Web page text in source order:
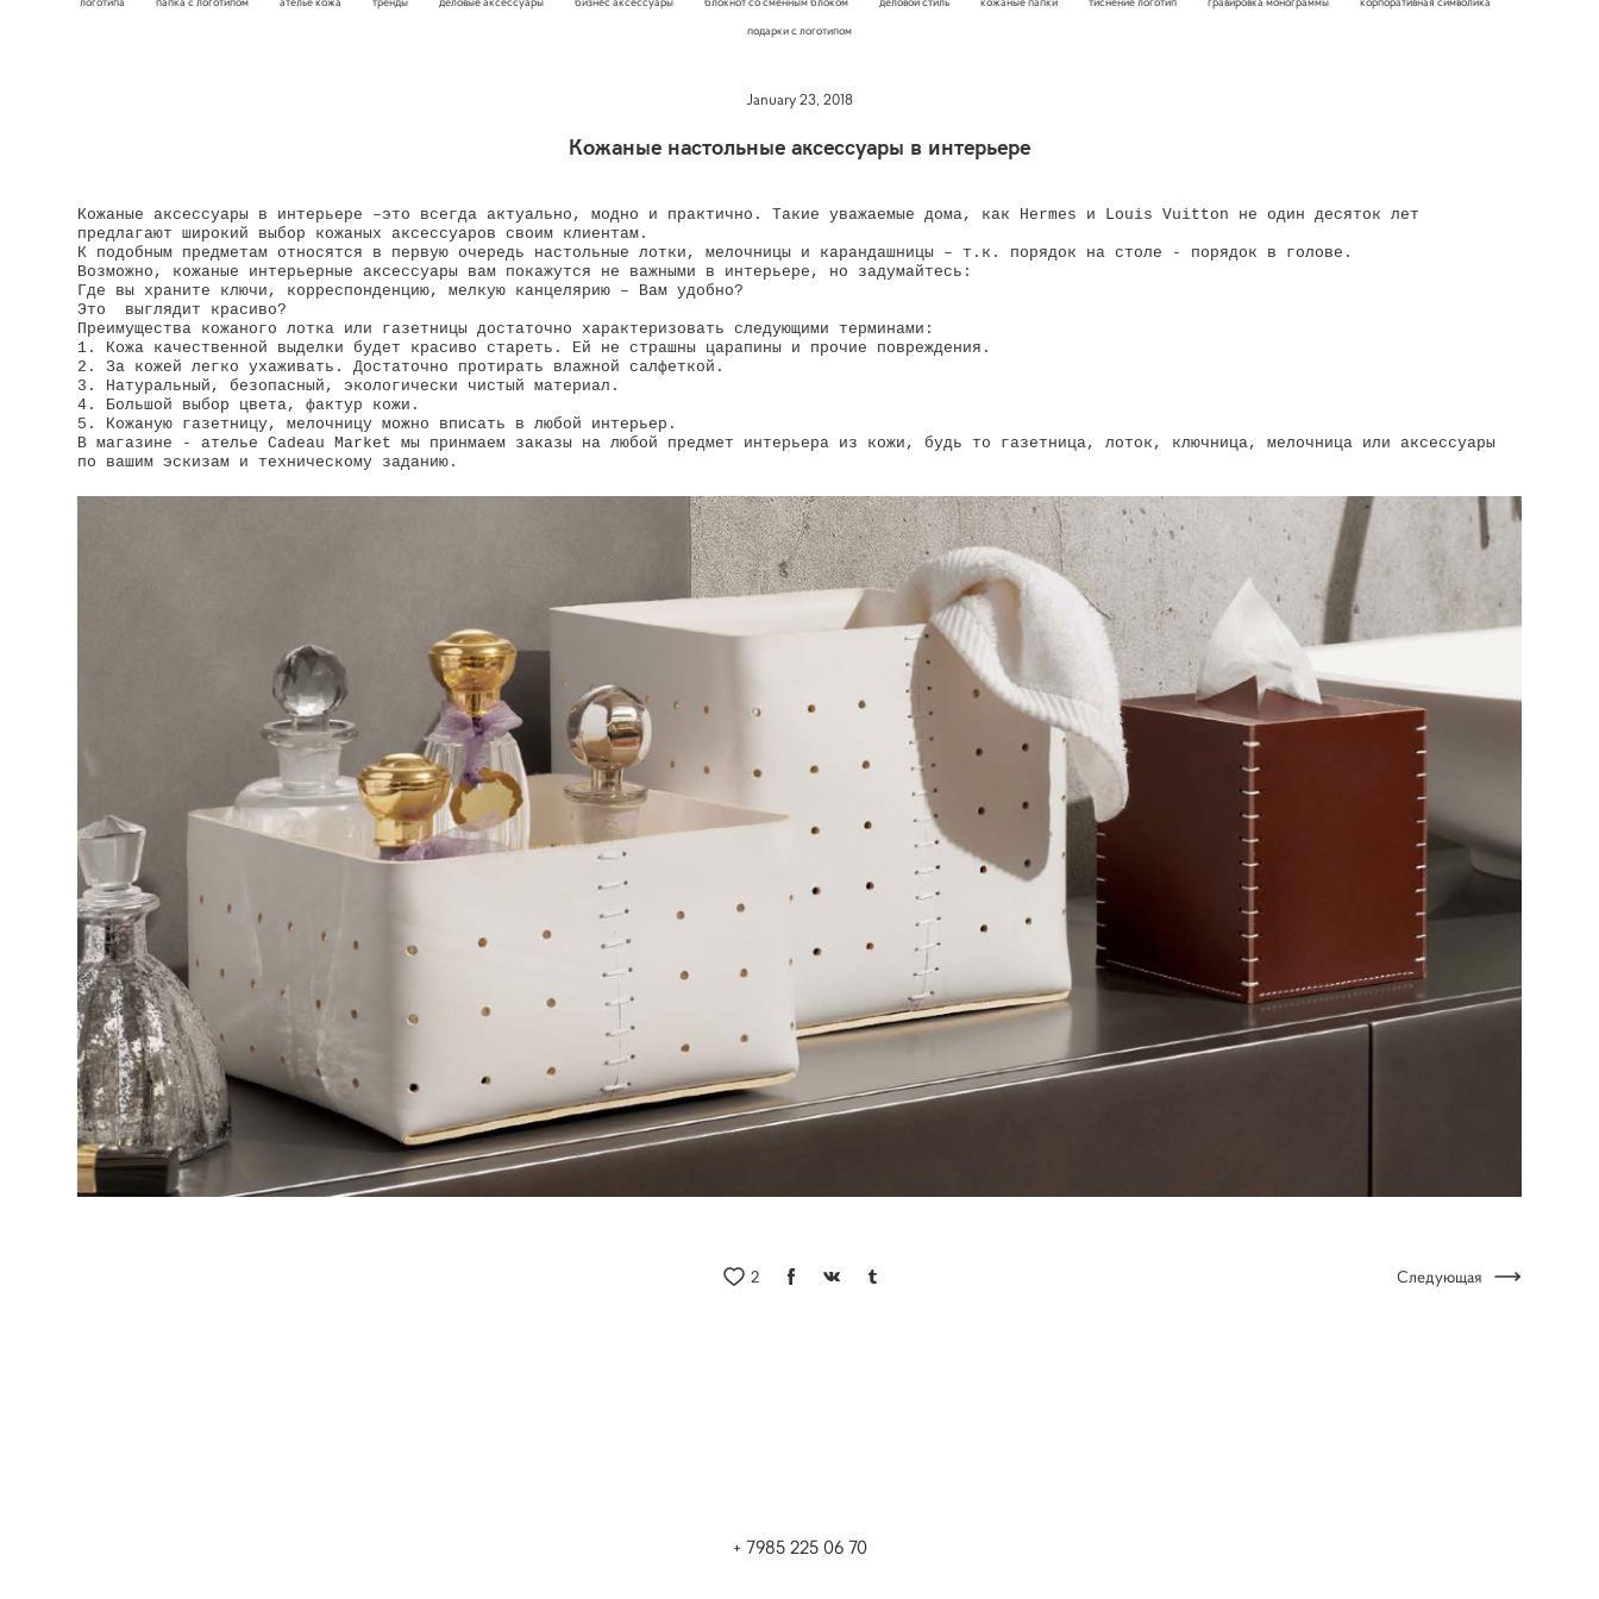
подарки с логотипом
January 23, 2018
Кожаные настольные аксессуары в интерьере
Кожаные аксессуары в интерьере –это всегда актуально, модно и практично. Такие уважаемые дома, как Hermes и Louis Vuitton не один десяток лет
предлагают широкий выбор кожаных аксессуаров своим клиентам.
К подобным предметам относятся в первую очередь настольные лотки, мелочницы и карандашницы – т.к. порядок на столе - порядок в голове.
Возможно, кожаные интерьерные аксессуары вам покажутся не важными в интерьере, но задумайтесь:
Где вы храните ключи, корреспонденцию, мелкую канцелярию – Вам удобно?
Это выглядит красиво?
Преимущества кожаного лотка или газетницы достаточно характеризовать следующими терминами:
1. Кожа качественной выделки будет красиво стареть. Ей не страшны царапины и прочие повреждения.
2. За кожей легко ухаживать. Достаточно протирать влажной салфеткой.
3. Натуральный, безопасный, экологически чистый материал.
4. Большой выбор цвета, фактур кожи.
5. Кожаную газетницу, мелочницу можно вписать в любой интерьер.
В магазине - ателье Cadeau Market мы принмаем заказы на любой предмет интерьера из кожи, будь то газетница, лоток, ключница, мелочница или аксессуары
по вашим эскизам и техническому заданию.
2 Следующая
+ 7985 225 06 70